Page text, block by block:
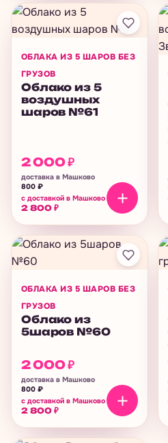
ОБЛАКА ИЗ 5 ШАРОВ БЕЗ
ГРУЗОВ
Облако из 5
воздушных
шаров №61
2 000₽
доставка в Машково
800 ₽
с доставкой в Машково
2 800 ₽
ОБЛАКА ИЗ 5 ШАРОВ БЕЗ
ГРУЗОВ
Облако из
5шаров №60
2 000₽
доставка в Машково
800 ₽
с доставкой в Машково
2 800 ₽